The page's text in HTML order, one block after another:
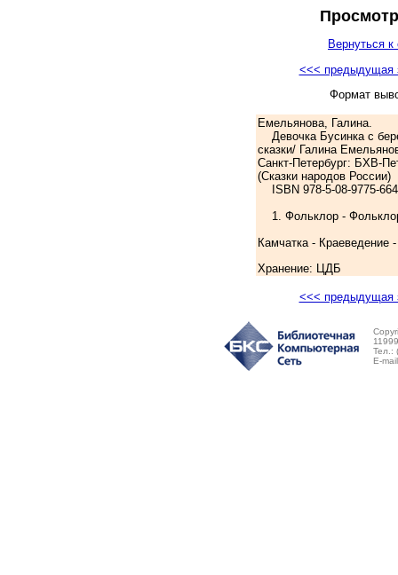
Вернуться к
<<< предыдущая
Формат
Емельянова, Галина.
Девочка Бусинка с
сказки/ Галина
Санкт-Петербург: БХВ-
(Сказки народов России)
ISBN 978-5-08-9775-
1. Фольклор -
Камчатка - Краеведение
Хранение: ЦДБ
<<< предыдущая
Тел.:
E-